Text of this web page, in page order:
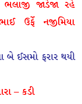
જાડેજા રહે
ઉર્ફે નજીમિયા
ઈસમો ફરાર થયી
– કડી